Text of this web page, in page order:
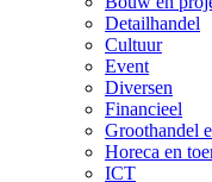
Detailhandel
Cultuur
Event
Diversen
Financieel
Groothandel
Horeca en
ICT